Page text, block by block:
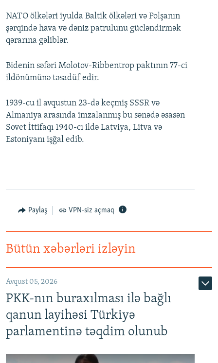
NATO ölkələri iyulda Baltik ölkələri və Polşanın
şərqində hava və dəniz patrulunu gücləndirmək
qərarına gəliblər.
Bidenin səfəri Molotov-Ribbentrop paktının 77-ci
ildönümünə təsadüf edir.
1939-cu il avqustun 23-də keçmiş SSSR və
Almaniya arasında imzalanmış bu sənədə əsasən
Sovet İttifaqı 1940-cı ildə Latviya, Litva və
Estoniyanı işğal edib.
Paylaş VPN-siz açmaq
Bütün xəbərləri izləyin
Avqust 05, 2026
PKK-nın buraxılması ilə bağlı
qanun layihəsi Türkiyə
parlamentinə təqdim olunub